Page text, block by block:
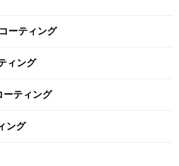
ーティング
ィング
ーティング
ング